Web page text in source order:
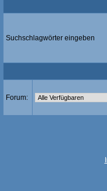
Suchschlagwörter eingeben
Forum: